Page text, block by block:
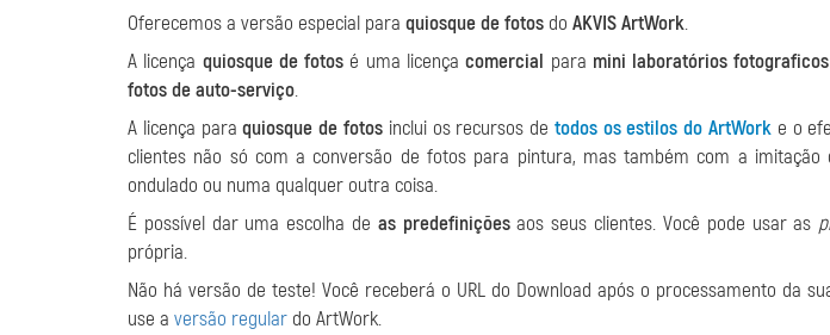
Oferecemos a versão especial para quiosque de fotos do AKVIS ArtWork.
A licença quiosque de fotos é uma licençacomercial para mini laboratórios fotograficos
fotos de auto-serviço.
A licença para quiosque de fotosinclui os recursos de todos os estilos do ArtWork e o
clientes não só com a conversão de fotos para pintura, mas também com a
ondulado ou numa qualquer outra coisa.
É possível dar uma escolha de as predefiniçõesaos seus clientes. Você pode usar as
própria.
Não há versão de teste! Você receberá o URL do Download após o processamento da
use a versão regular do ArtWork.